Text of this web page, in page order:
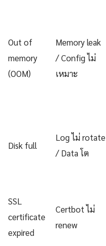
Out of
memory
(OOM)
Memory leak
/ Config ไม่
เหมาะ
Disk full
Log ไม่ rotate
/ Data โต
SSL
certificate
expired
Certbot ไม่
renew